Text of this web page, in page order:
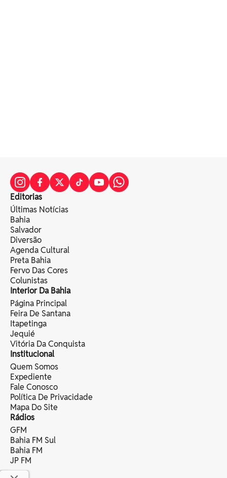
Editorias
Últimas Notícias
Bahia
Salvador
Diversão
Agenda Cultural
Preta Bahia
Fervo Das Cores
Colunistas
Interior Da Bahia
Página Principal
Feira De Santana
Itapetinga
Jequié
Vitória Da Conquista
Institucional
Quem Somos
Expediente
Fale Conosco
Política De Privacidade
Mapa Do Site
Rádios
GFM
Bahia FM Sul
Bahia FM
JP FM